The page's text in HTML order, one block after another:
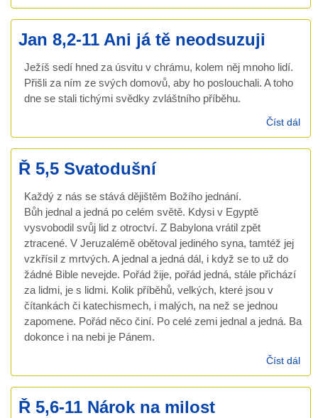
Co
Jan 8,2-11 Ani já tě neodsuzuji
Ježíš sedí hned za úsvitu v chrámu, kolem něj mnoho lidí.
Přišli za ním ze svých domovů, aby ho poslouchali. A toho
dne se stali tichými svědky zvláštního příběhu.
Číst dál
Ani
Ř 5,5 Svatodušní
Každý z nás se stává dějištěm Božího jednání.
Bůh jednal a jedná po celém světě. Kdysi v Egyptě
vysvobodil svůj lid z otroctví. Z Babylona vrátil zpět
ztracené. V Jeruzalémě obětoval jediného syna, tamtéž jej
vzkřísil z mrtvých. A jednal a jedná dál, i když se to už do
žádné Bible nevejde. Pořád žije, pořád jedná, stále přichází
za lidmi, je s lidmi. Kolik příběhů, velkých, které jsou v
čítankách či katechismech, i malých, na než se jednou
zapomene. Pořád něco činí. Po celé zemi jednal a jedná. Ba
dokonce i na nebi je Pánem.
Číst dál
Ř 5,6-11 Nárok na milost